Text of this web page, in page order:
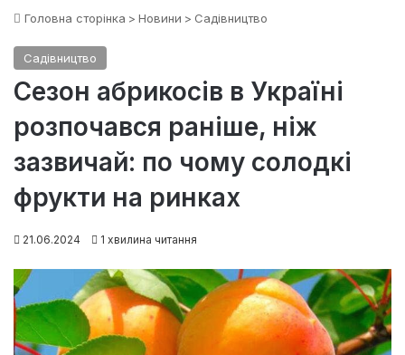
Головна сторінка > Новини > Садівництво
Садівництво
Сезон абрикосів в Україні
розпочався раніше, ніж
зазвичай: по чому солодкі
фрукти на ринках
21.06.2024 1 хвилина читання